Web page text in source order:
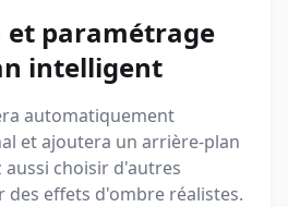
et paramétrage
intelligent
automatiquement
et ajoutera un arrière-plan
aussi choisir d'autres
des effets d'ombre réalistes.